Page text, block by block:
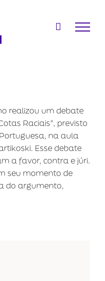
realizou um debate
Raciais”, previsto
na aula
Esse debate
a favor, contra e júri.
seu momento de
do argumento,